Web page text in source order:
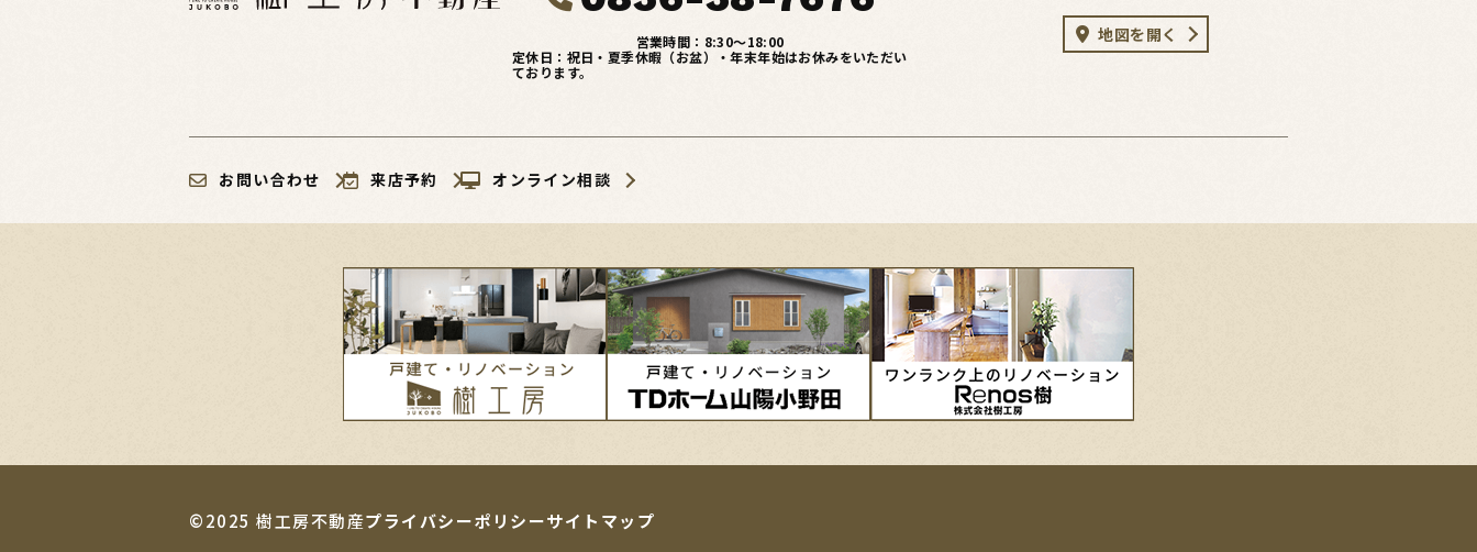
営業時間：8:30〜18:00
定休日：祝日・夏季休暇（お盆）・年末年始はお休みをいただい
ております。
地図を開く
お問い合わせ 来店予約 オンライン相談
プライバシーポリシーサイトマップ
©2025 樹工房不動産